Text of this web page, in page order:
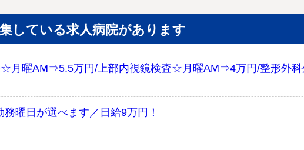
している求人病院があります
☆月曜AM⇒5.5万円/上部内視鏡検査☆月曜AM⇒4万円/整形外
曜日が選べます／日給9万円！